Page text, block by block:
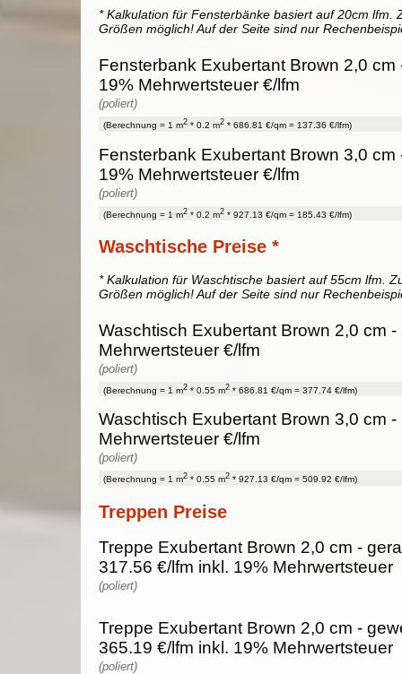
* Kalkulation für Fensterbänke basiert auf 20cm lfm.
Größen möglich! Auf der Seite sind nur
Fensterbank Exubertant Brown 2,0 cm
19% Mehrwertsteuer €/lfm
(poliert)
(Berechnung = 1 m2 * 0.2 m2 * 686.81 €/qm = 137.36 €/lfm)
Fensterbank Exubertant Brown 3,0 cm
19% Mehrwertsteuer €/lfm
(poliert)
(Berechnung = 1 m2 * 0.2 m2 * 927.13 €/qm = 185.43 €/lfm)
Waschtische Preise *
* Kalkulation für Waschtische basiert auf 55cm lfm.
Größen möglich! Auf der Seite sind nur
Waschtisch Exubertant Brown 2,0 cm
Mehrwertsteuer €/lfm
(poliert)
(Berechnung = 1 m2 * 0.55 m2 * 686.81 €/qm = 377.74 €/lfm)
Waschtisch Exubertant Brown 3,0 cm
Mehrwertsteuer €/lfm
(poliert)
(Berechnung = 1 m2 * 0.55 m2 * 927.13 €/qm = 509.92 €/lfm)
Treppen Preise
Treppe Exubertant Brown 2,0 cm -
317.56 €/lfm inkl. 19% Mehrwertsteuer
(poliert)
Treppe Exubertant Brown 2,0 cm -
365.19 €/lfm inkl. 19% Mehrwertsteuer
(poliert)